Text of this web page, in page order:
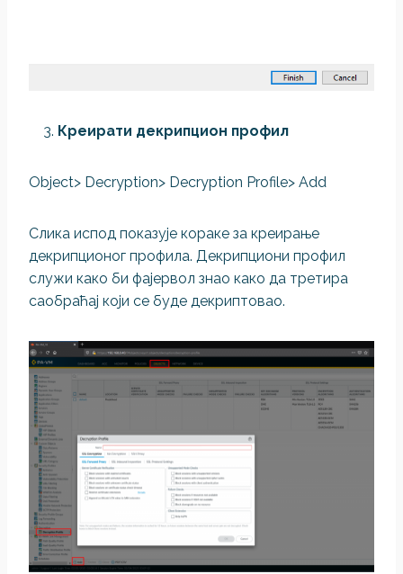
Креирати декрипцион профил
Object> Decryption> Decryption Profile> Add
Слика испод показује кораке за креирање
декрипционог профила. Декрипциони профил
служи како би фајервол знао како да третира
саобраћај који се буде декриптовао.